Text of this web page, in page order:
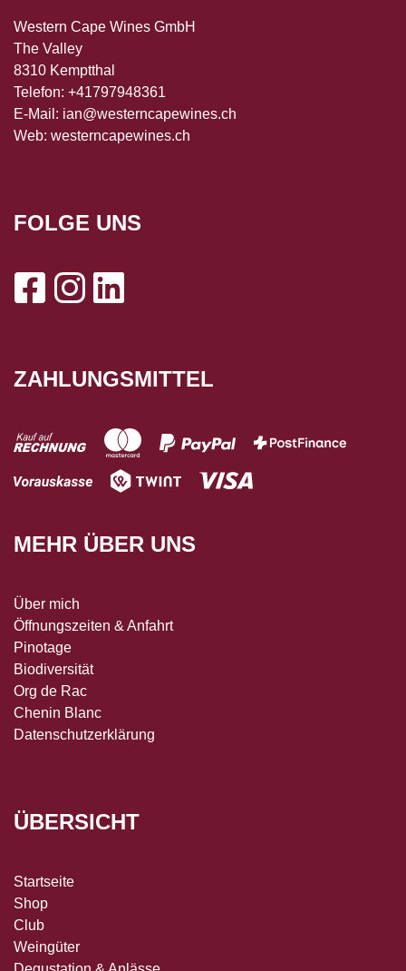
Western Cape Wines GmbH
The Valley
8310 Kemptthal
Telefon: +41797948361
E-Mail: ian@westerncapewines.ch
Web: westerncapewines.ch
FOLGE UNS
ZAHLUNGSMITTEL
MEHR ÜBER UNS
Über mich
Öffnungszeiten & Anfahrt
Pinotage
Biodiversität
Org de Rac
Chenin Blanc
Datenschutzerklärung
ÜBERSICHT
Startseite
Shop
Club
Weingüter